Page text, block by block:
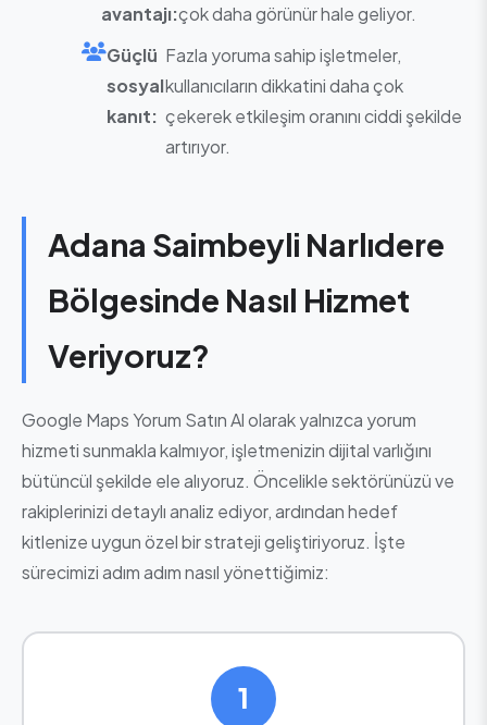
avantajı:çok daha görünür hale geliyor.
Güçlü
sosyal
kanıt:
Fazla yoruma sahip işletmeler,
kullanıcıların dikkatini daha çok
çekerek etkileşim oranını ciddi şekilde
artırıyor.
Adana Saimbeyli Narlıdere
Bölgesinde Nasıl Hizmet
Veriyoruz?
Google Maps Yorum Satın Al olarak yalnızca yorum
hizmeti sunmakla kalmıyor, işletmenizin dijital varlığını
bütüncül şekilde ele alıyoruz. Öncelikle sektörünüzü ve
rakiplerinizi detaylı analiz ediyor, ardından hedef
kitlenize uygun özel bir strateji geliştiriyoruz. İşte
sürecimizi adım adım nasıl yönettiğimiz:
1